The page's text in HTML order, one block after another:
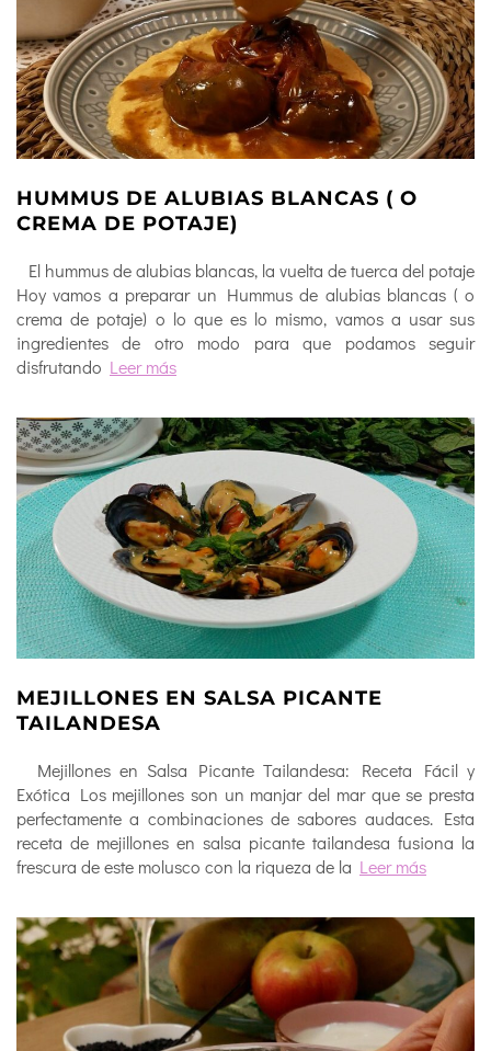
HUMMUS DE ALUBIAS BLANCAS ( O
CREMA DE POTAJE)
El hummus de alubias blancas, la vuelta de tuerca del potaje
Hoy vamos a preparar un Hummus de alubias blancas ( o
crema de potaje) o lo que es lo mismo, vamos a usar sus
ingredientes de otro modo para que podamos seguir
disfrutando Leer más
MEJILLONES EN SALSA PICANTE
TAILANDESA
Mejillones en Salsa Picante Tailandesa: Receta Fácil y
Exótica Los mejillones son un manjar del mar que se presta
perfectamente a combinaciones de sabores audaces. Esta
receta de mejillones en salsa picante tailandesa fusiona la
frescura de este molusco con la riqueza de la Leer más